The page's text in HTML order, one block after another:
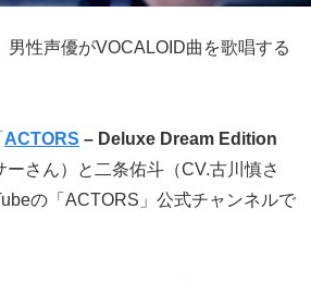
性声優がVOCALOID曲を歌唱する
ACTORS – Deluxe Dream Edition
さん）と二条佑斗（CV.古川慎さ
の「ACTORS」公式チャンネルで